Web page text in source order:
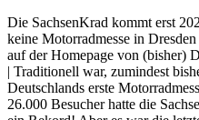
Die SachsenKrad kommt erst
keine Motorradmesse in
auf der Homepage von (bisher)
| Traditionell war, zumindest
Deutschlands erste
26.000 Besucher hatte die